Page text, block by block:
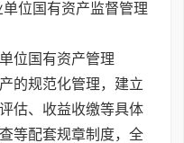
位国有资产监督管理
位国有资产管理
的规范化管理，建立
估、收益收缴等具体
等配套规章制度，全